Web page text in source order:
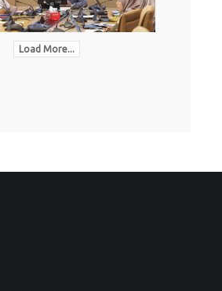
Load More...